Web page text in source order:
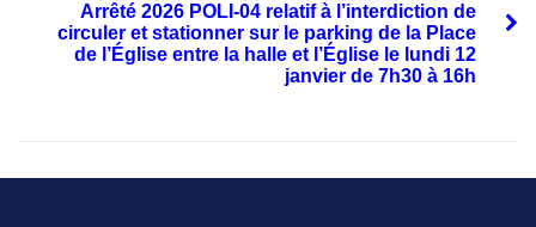
Arrêté 2026 POLI-04 relatif à l’interdiction de
circuler et stationner sur le parking de la Place
de l’Église entre la halle et l’Église le lundi 12
janvier de 7h30 à 16h